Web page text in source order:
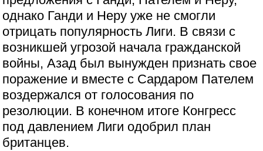
однако Ганди и Неру уже не смогли
отрицать популярность Лиги. В связи с
возникшей угрозой начала гражданской
войны, Азад был вынужден признать свое
поражение и вместе с Сардаром Пателем
воздержался от голосования по
резолюции. В конечном итоге Конгресс
под давлением Лиги одобрил план
британцев.